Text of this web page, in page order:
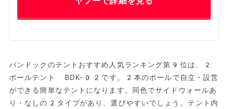
バンドックのテントおすすめ人気ランキング第9位は、2
ポールテント BDK-02です。2本のポールで自立・設営
ができる簡単なテントになります。同色でサイドウォールあ
り・なしの2タイプがあり、選びやすいでしょう。テント内